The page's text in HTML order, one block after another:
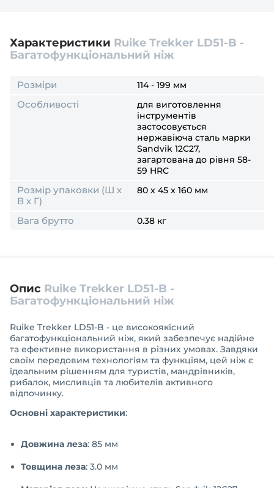
Характеристики Ruike Trekker LD51-B -
Багатофункціональний ніж
Розміри 114 - 199 мм
Особливості
для виготовлення
інструментів
застосовується
нержавіюча сталь марки
Sandvik 12C27,
загартована до рівня 58-
59 HRC
Розмір упаковки (Ш х
В х Г)
80 x 45 x 160 мм
Вага брутто 0.38 кг
Опис Ruike Trekker LD51-B -
Багатофункціональний ніж
Ruike Trekker LD51-B - це високоякісний
багатофункціональний ніж, який забезпечує надійне
та ефективне використання в різних умовах. Завдяки
своїм передовим технологіям та функціям, цей ніж є
ідеальним рішенням для туристів, мандрівників,
рибалок, мисливців та любителів активного
відпочинку.
Основні характеристики:
Довжина леза: 85 мм
Товщина леза: 3.0 мм